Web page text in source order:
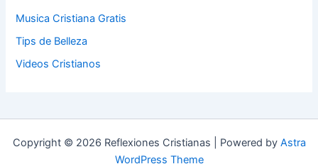
Musica Cristiana Gratis
Tips de Belleza
Videos Cristianos
Copyright © 2026 Reflexiones Cristianas | Powered by Astra
WordPress Theme